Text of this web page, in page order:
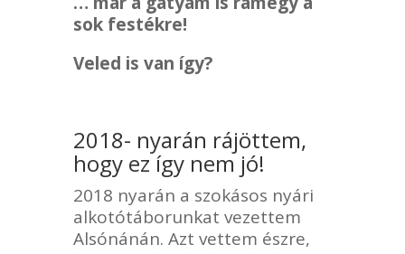
sok festékre!
Veled is van így?
2018- nyarán rájöttem,
hogy ez így nem jó!
2018 nyarán a szokásos nyári
alkotótáborunkat vezettem
Alsónánán. Azt vettem észre,